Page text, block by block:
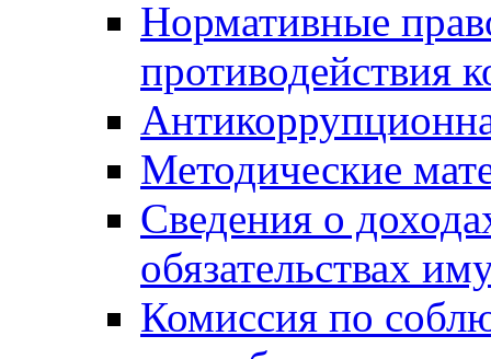
Нормативные
противодействия
Методические
Сведения о
обязательствах
Комиссия по